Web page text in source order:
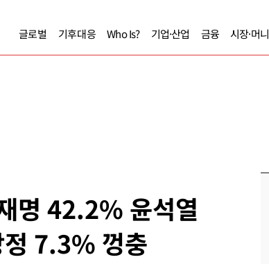
글로벌 기후대응 Who Is? 기업·산업 금융 시장·머니
명 42.2% 윤석열
7.3% 껑충